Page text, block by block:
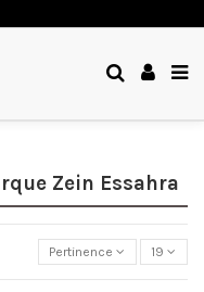
Zein Essahra
Pertinence 19